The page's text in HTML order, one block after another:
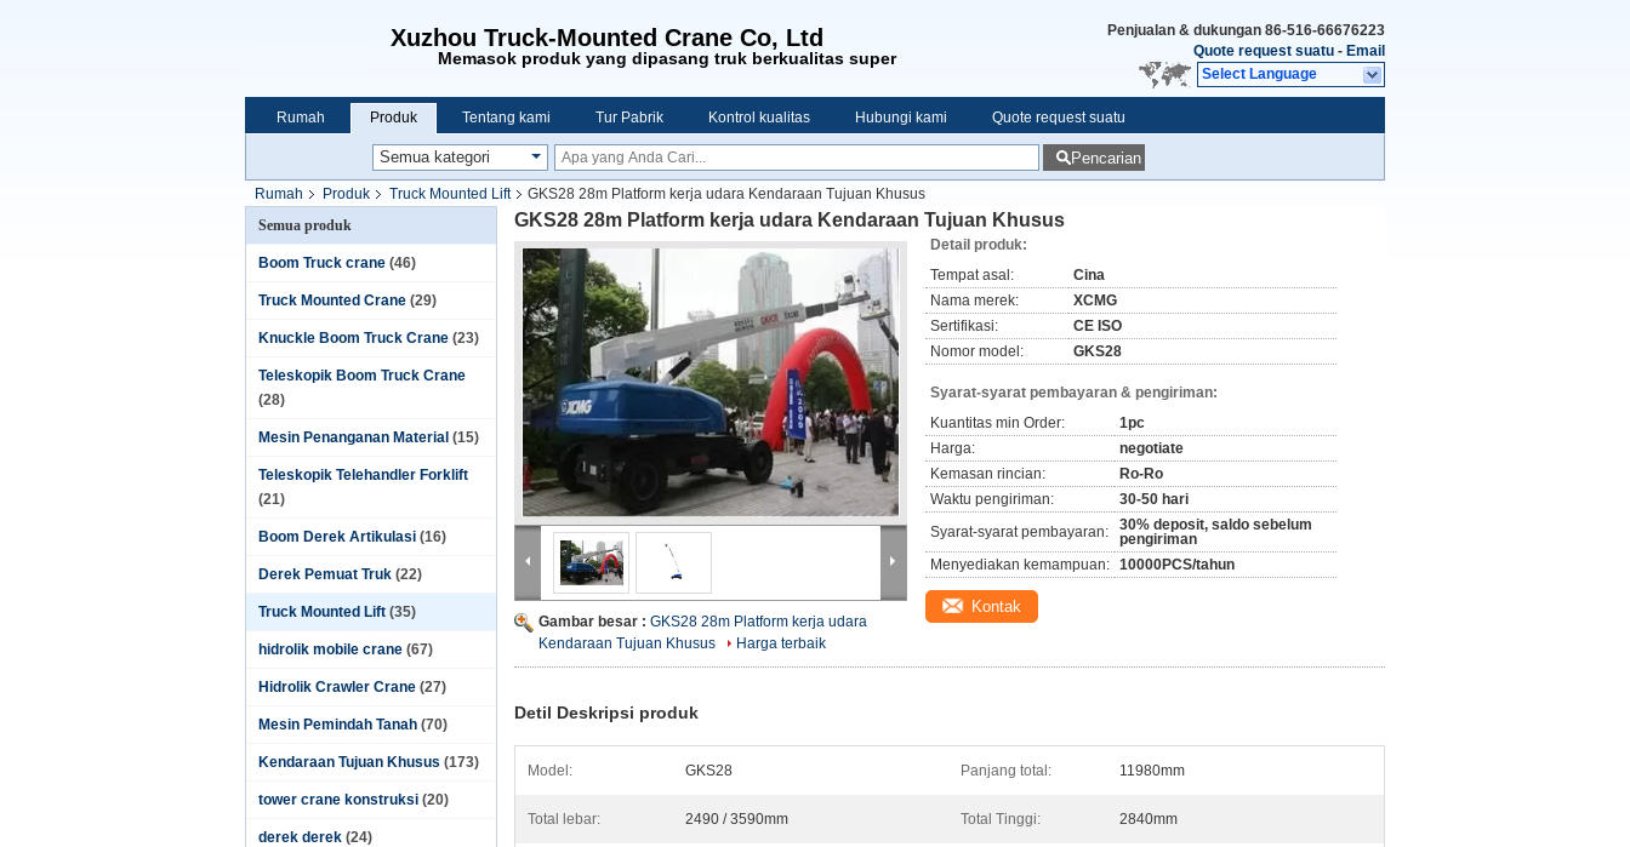
Xuzhou Truck-Mounted Crane Co, Ltd
Memasok produk yang dipasang truk berkualitas super
Penjualan & dukungan 86-516-66676223
Quote request suatu - Email
Select Language
Rumah Produk Tentang kami Tur Pabrik Kontrol kualitas Hubungi kami Quote request suatu
Pencarian
Rumah Produk Truck Mounted Lift
GKS28 28m Platform kerja udara Kendaraan Tujuan Khusus
Semua produk
Boom Truck crane (46)
Truck Mounted Crane (29)
Knuckle Boom Truck Crane (23)
Teleskopik Boom Truck Crane
(28)
Mesin Penanganan Material (15)
Teleskopik Telehandler Forklift
(21)
Boom Derek Artikulasi (16)
Derek Pemuat Truk (22)
Truck Mounted Lift (35)
hidrolik mobile crane (67)
Hidrolik Crawler Crane (27)
Mesin Pemindah Tanah (70)
Kendaraan Tujuan Khusus (173)
tower crane konstruksi (20)
derek derek (24)
GKS28 28m Platform kerja udara Kendaraan Tujuan Khusus
Gambar besar : GKS28 28m Platform kerja udara
Kendaraan Tujuan Khusus
Harga terbaik
Detail produk:
Tempat asal:
Cina
Nama merek:
XCMG
Sertifikasi:
CE ISO
Nomor model:
GKS28
Syarat-syarat pembayaran & pengiriman:
Kuantitas min Order:
1pc
Harga:
negotiate
Kemasan rincian:
Ro-Ro
Waktu pengiriman:
30-50 hari
Syarat-syarat pembayaran:
30% deposit, saldo sebelum
pengiriman
Menyediakan kemampuan: 10000PCS/tahun
Kontak
Detil Deskripsi produk
Model: GKS28 Panjang total: 11980mm
Total lebar: 2490 / 3590mm Total Tinggi: 2840mm